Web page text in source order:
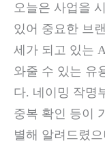
오늘은 사업을
있어 중요한 브
세가 되고 있는
와줄 수 있는 유
다. 네이밍 작명
중복 확인 등이
별해 알려드렸